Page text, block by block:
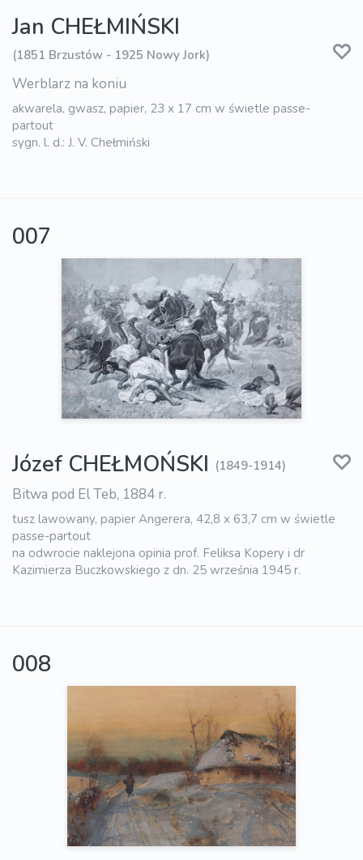
Jan CHEŁMIŃSKI
(1851 Brzustów - 1925 Nowy Jork)
Werblarz na koniu
akwarela, gwasz, papier, 23 x 17 cm w świetle passe-
partout
sygn. l. d.: J. V. Chełmiński
007
Józef CHEŁMOŃSKI (1849-1914)
Bitwa pod El Teb, 1884 r.
tusz lawowany, papier Angerera, 42,8 x 63,7 cm w świetle
passe-partout
na odwrocie naklejona opinia prof. Feliksa Kopery i dr
Kazimierza Buczkowskiego z dn. 25 września 1945 r.
008